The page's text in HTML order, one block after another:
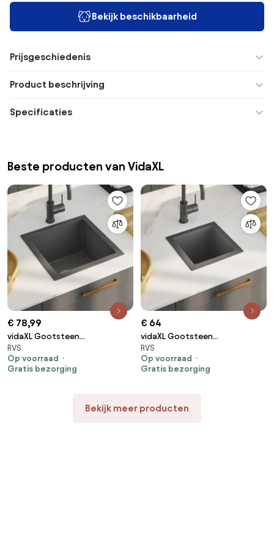
Bekijk beschikbaarheid
Prijsgeschiedenis
Product beschrijving
Specificaties
Beste producten van VidaXL
€ 78,99
vidaXL Gootsteen
handgemaakt roestvrij staal
zwart
RVS
Op voorraad
Gratis bezorging
€ 64
vidaXL Gootsteen
handgemaakt roestvrij staal
zwart
RVS
Op voorraad
Gratis bezorging
Bekijk meer producten